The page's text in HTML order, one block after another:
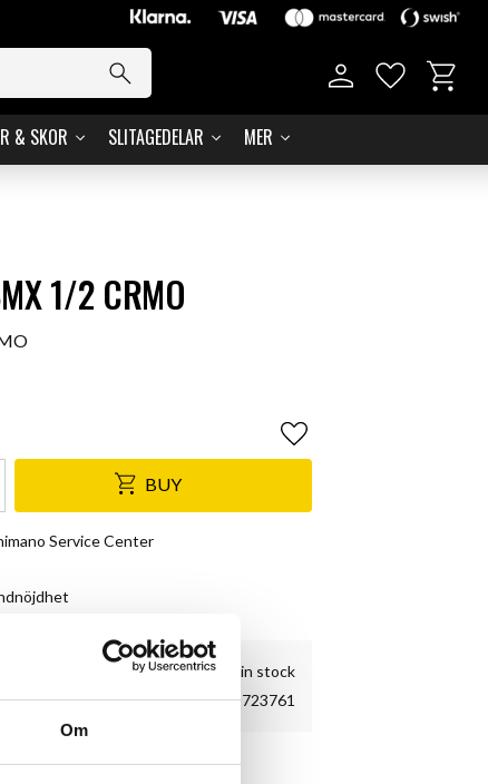
Om
& SKOR SLITAGEDELAR MER
Favorites
1/2 CRMO
BUY
Add to favorites
Service Center
5 pc. in stock
723761